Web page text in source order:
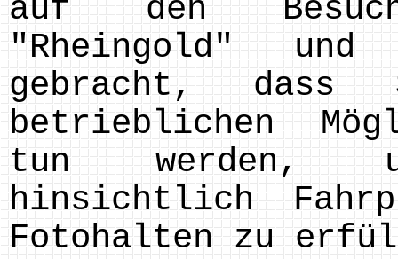
auf den
"Rheingold" und
gebracht, dass
betrieblichen
tun werden,
hinsichtlich
Fotohalten zu